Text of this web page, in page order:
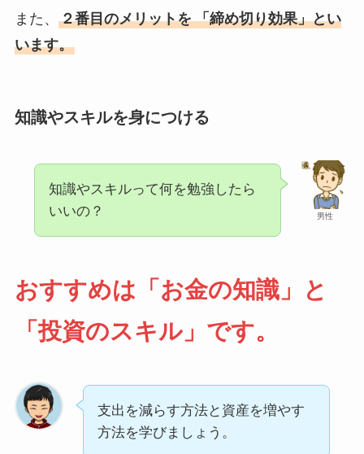
また、 ２番目のメリットを 「締め切り効果」とい
います。
知識やスキルを身につける
男性
知識やスキルって何を勉強したら
いいの？
おすすめは「お金の知識」と
「投資のスキル」です。
支出を減らす方法と資産を増やす
方法を学びましょう。